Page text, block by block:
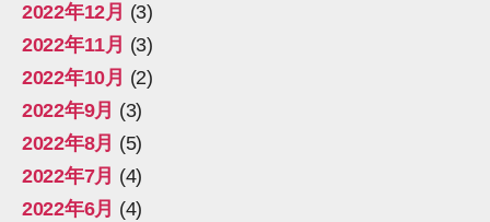
2022年12月 (3)
2022年11月 (3)
2022年10月 (2)
2022年9月 (3)
2022年8月 (5)
2022年7月 (4)
2022年6月 (4)